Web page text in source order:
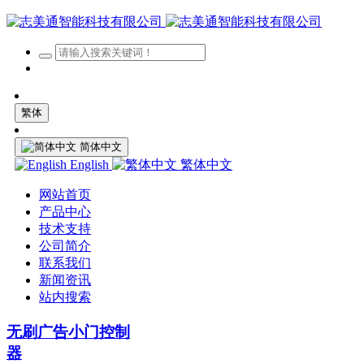
繁体
简体中文
English 繁体中文
网站首页
产品中心
技术支持
公司简介
联系我们
新闻资讯
站内搜索
无刷广告小门控制
器